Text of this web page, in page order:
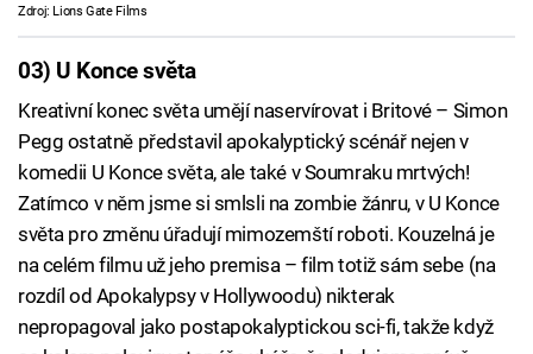
Zdroj: Lions Gate Films
03) U Konce světa
Kreativní konec světa umějí naservírovat i Britové – Simon
Pegg ostatně představil apokalyptický scénář nejen v
komedii U Konce světa, ale také v Soumraku mrtvých!
Zatímco v něm jsme si smlsli na zombie žánru, v U Konce
světa pro změnu úřadují mimozemští roboti. Kouzelná je
na celém filmu už jeho premisa – film totiž sám sebe (na
rozdíl od Apokalypsy v Hollywoodu) nikterak
nepropagoval jako postapokalyptickou sci-fi, takže když